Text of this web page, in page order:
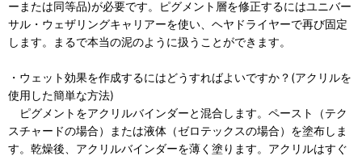
ーまたは同等品)が必要です。ピグメント層を修正するにはユニバー
サル・ウェザリングキャリアーを使い、ヘヤドライヤーで再び固定
します。まるで本当の泥のように扱うことができます。
・ウェット効果を作成するにはどうすればよいですか？(アクリルを
使用した簡単な方法)
ピグメントをアクリルバインダーと混合します。ペースト（テク
スチャードの場合）または液体（ゼロテックスの場合）を塗布しま
す。乾燥後、アクリルバインダーを薄く塗ります。アクリルはすぐ